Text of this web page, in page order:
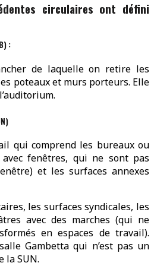
circulaires ont défini
:
de laquelle on retire les
poteaux et murs porteurs. Elle
qui comprend les bureaux ou
fenêtres, qui ne sont pas
et les surfaces annexes
les surfaces syndicales, les
avec des marches (qui ne
en espaces de travail).
Gambetta qui n’est pas un
la SUN.